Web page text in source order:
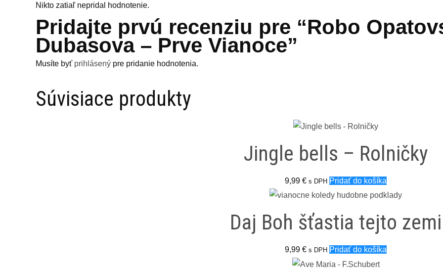
Nikto zatiaľ nepridal hodnotenie.
Pridajte prvú recenziu pre “Robo
Dubasova – Prve Vianoce”
Musíte byť prihlásený pre pridanie hodnotenia.
Súvisiace produkty
Jingle bells – Rolničky
9,99€ s DPH Pridať do košíka
Daj Boh šťastia tejto zemi
9,99€ s DPH Pridať do košíka